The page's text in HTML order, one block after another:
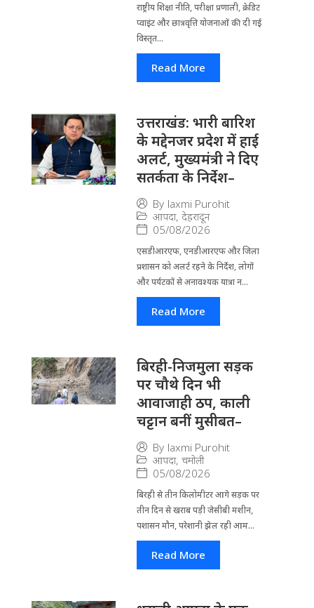
राष्ट्रीय शिक्षा नीति, परीक्षा प्रणाली, क्रेडिट
प्वाइंट और छात्रवृत्ति योजनाओं की दी गई
विस्तृत...
Read More
उत्तराखंड: भारी बारिश
के मद्देनजर प्रदेश में हाई
अलर्ट, मुख्यमंत्री ने दिए
सतर्कता के निर्देश–
By laxmi Purohit
आपदा, देहरादून
05/08/2026
एसडीआरएफ, एनडीआरएफ और जिला
प्रशासन को अलर्ट रहने के निर्देश, लोगों
और पर्यटकों से अनावश्यक यात्रा न...
Read More
बिरही-निजमुला सड़क
पर चौथे दिन भी
आवाजाही ठप, काली
चट्टान बनीं मुसीबत–
By laxmi Purohit
आपदा, चमोली
05/08/2026
बिरही से तीन किलोमीटर आगे सड़क पर
तीन दिन से खराब पड़ी जेसीबी मशीन,
पशासन मौन, परेशानी झेल रही आम...
Read More